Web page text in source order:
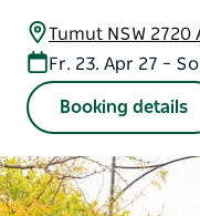
Tumut NSW 2720
Fr. 23. Apr 27 –
Booking details